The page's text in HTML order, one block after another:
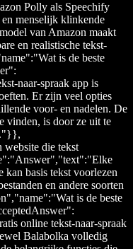
Polly als Speechify
menselijk klinkende
van Amazon maakt
en realistische tekst-
is de beste
naar-spraak app is
Er zijn veel opties
voor- en nadelen. De
vinden, is door ze uit te
die tekst
kan basis tekst voorlezen
en andere soorten
is de beste
online tekst-naar-spraak
Balabolka volledig